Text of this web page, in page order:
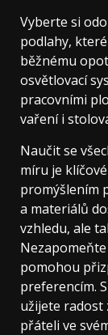
Vyberte si
podlahy,
běžnému
osvětlovací
pracovními
vaření i
Naučit se
míru je
promýšlením
a materiálů
vzhledu, ale
pomohou
preferencím.
užijete radost
přáteli ve